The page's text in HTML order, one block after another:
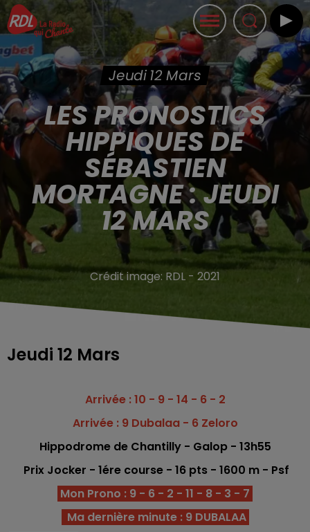
Jeudi 12 Mars
LES PRONOSTICS
HIPPIQUES DE
SÉBASTIEN
MORTAGNE : JEUDI
12 MARS
Crédit image: RDL - 2021
Jeudi 12 Mars
Arrivée : 10 - 9 - 14 - 6 - 2
Arrivée : 9 Dubalaa - 6 Zeloro
Hippodrome de Chantilly - Galop - 13h55
Prix Jocker - 1ére course - 16 pts - 1600 m - Psf
Mon Prono : 9 - 6 - 2 - 11 - 8 - 3 - 7
Ma dernière minute : 9 DUBALAA